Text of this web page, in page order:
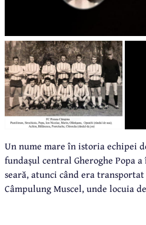
Un nume mare în istoria echipei
fundașul central Gheroghe Popa
seară, atunci când era
Câmpulung Muscel, unde locuia